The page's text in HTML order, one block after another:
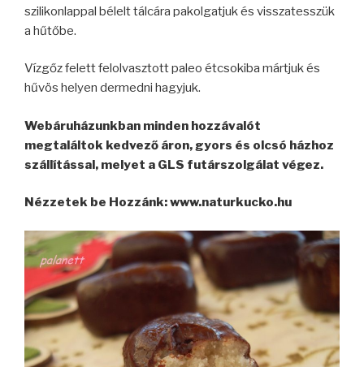
szilikonlappal bélelt tálcára pakolgatjuk és visszatesszük
a hűtőbe.
Vízgőz felett felolvasztott paleo étcsokiba mártjuk és
hűvös helyen dermedni hagyjuk.
Webáruházunkban minden hozzávalót
megtaláltok kedvező áron, gyors és olcsó házhoz
szállítással, melyet a GLS futárszolgálat végez.
Nézzetek be Hozzánk: www.naturkucko.hu